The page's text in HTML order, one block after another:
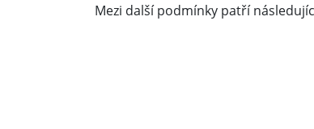
Mezi další podmínky patří